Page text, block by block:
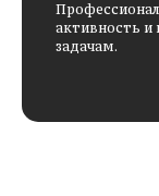
активность и
задачам.